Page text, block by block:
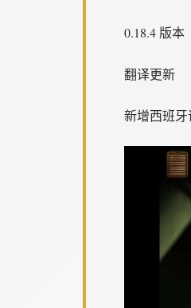
0.18.4 版本
翻译更新
新增西班牙